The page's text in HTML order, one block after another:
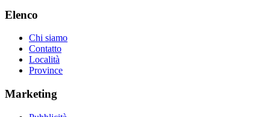
Elenco
Chi siamo
Contatto
Località
Province
Marketing